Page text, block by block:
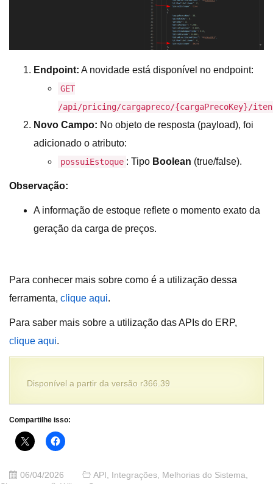
Endpoint: A novidade está disponível no endpoint:
GET
/api/pricing/cargapreco/{cargaPrecoKey}/
Novo Campo: No objeto de resposta (payload), foi
adicionado o atributo:
possuiEstoque : Tipo Boolean (true/false).
Observação:
A informação de estoque reflete o momento exato da
geração da carga de preços.
Para conhecer mais sobre como é a utilização dessa
ferramenta, clique aqui.
Para saber mais sobre a utilização das APIs do ERP,
clique aqui.
Disponível a partir da versão r366.39
Compartilhe isso:
06/04/2026 API Integrações Melhorias do Sistema